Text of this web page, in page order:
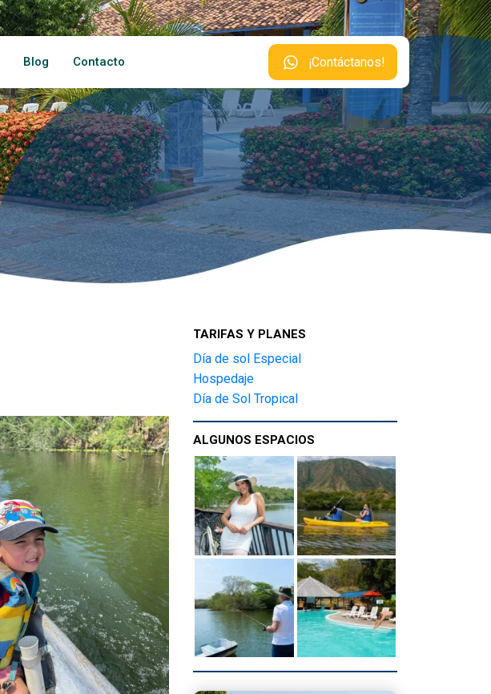
Blog Contacto ¡Contáctanos!
TARIFAS Y PLANES
Día de sol Especial
Hospedaje
Día de Sol Tropical
ALGUNOS ESPACIOS